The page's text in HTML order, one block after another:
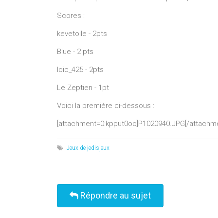
Scores :
kevetoile - 2pts
Blue - 2 pts
loic_425 - 2pts
Le Zeptien - 1pt
Voici la première ci-dessous :
[attachment=0:kpput0oo] P1020940.JPG [/
Jeux de jedisjeux
Répondre au sujet